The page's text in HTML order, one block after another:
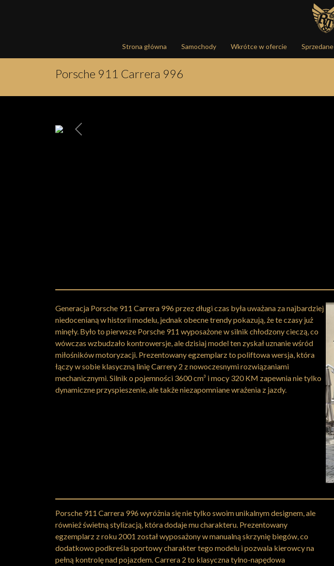
Strona główna Samochody Wkrótce w ofercie Sprzedane
Porsche 911 Carrera 996
Poprzednia
Generacja Porsche 911 Carrera 996 przez długi czas była uważana za najbardziej
niedocenianą w historii modelu, jednak obecne trendy pokazują, że te czasy już
minęły. Było to pierwsze Porsche 911 wyposażone w silnik chłodzony cieczą, co
wówczas wzbudzało kontrowersje, ale dzisiaj model ten zyskał uznanie wśród
miłośników motoryzacji. Prezentowany egzemplarz to poliftowa wersja, która
łączy w sobie klasyczną linię Carrery 2 z nowoczesnymi rozwiązaniami
mechanicznymi. Silnik o pojemności 3600 cm³ i mocy 320 KM zapewnia nie tylko
dynamiczne przyspieszenie, ale także niezapomniane wrażenia z jazdy.
Porsche 911 Carrera 996 wyróżnia się nie tylko swoim unikalnym designem, ale
również świetną stylizacją, która dodaje mu charakteru. Prezentowany
egzemplarz z roku 2001 został wyposażony w manualną skrzynię biegów, co
dodatkowo podkreśla sportowy charakter tego modelu i pozwala kierowcy na
pełną kontrolę nad pojazdem. Carrera 2 to klasyczna tylno-napędowa